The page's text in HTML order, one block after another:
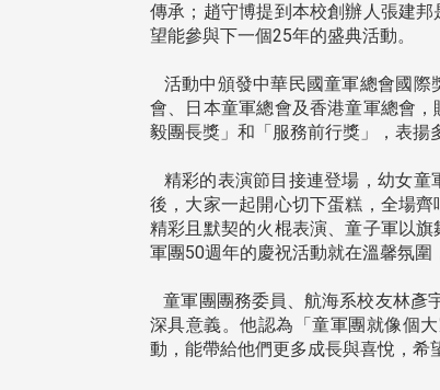
傳承；趙守博提到本校創辦人張建
望能參與下一個25年的盛典活動。
活動中頒發中華民國童軍總會國際
會、日本童軍總會及香港童軍總會
毅團長獎」和「服務前行獎」，表揚
精彩的表演節目接連登場，幼女童
後，大家一起開心切下蛋糕，全場
精彩且默契的火棍表演、童子軍以
軍團50週年的慶祝活動就在溫馨氛圍
童軍團團務委員、航海系校友林彥
深具意義。他認為「童軍團就像個
動，能帶給他們更多成長與喜悅，希